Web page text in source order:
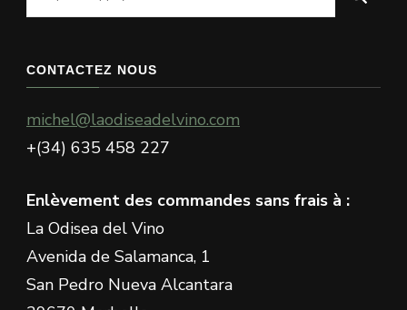
recherchiez
chose
CONTACTEZ NOUS
michel@laodiseadelvino.com
+(34) 635 458 227
Enlèvement des commandes sans frais à :
La Odisea del Vino
Avenida de Salamanca, 1
San Pedro Nueva Alcantara